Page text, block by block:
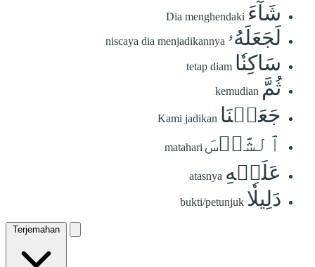
شَآءَ Dia menghendaki
لَجَعَلَهُۥ niscaya dia menjadikannya
سَاكِنٗا tetap diam
ثُمَّ kemudian
جَعَلۡنَا Kami jadikan
ٱلشَّمۡسَ matahari
عَلَيۡهِ atasnya
دَلِيلٗا bukti/petunjuk
Terjemahan